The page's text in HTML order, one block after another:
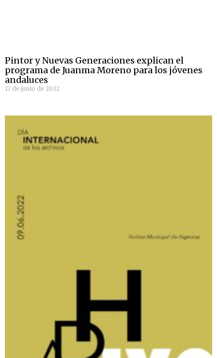
Pintor y Nuevas Generaciones explican el
programa de Juanma Moreno para los jóvenes
andaluces
17 de junio de 2022